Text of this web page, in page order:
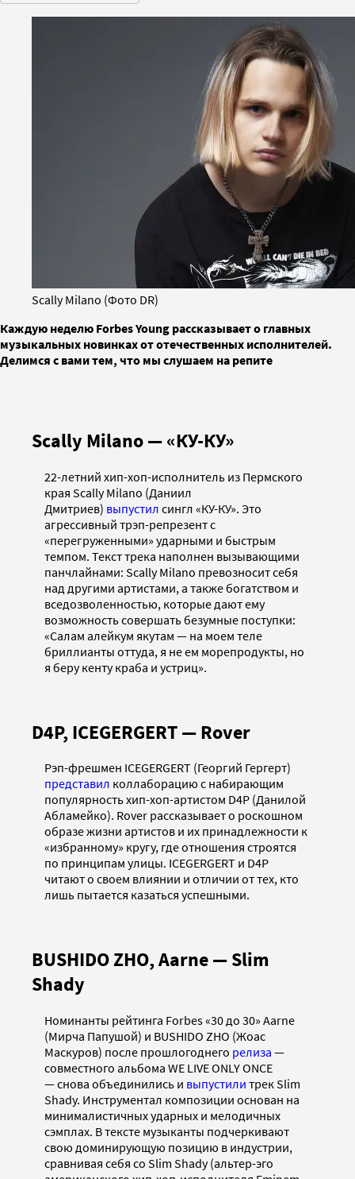
Scally Milano (Фото DR)
Каждую неделю Forbes Young рассказывает о главных
музыкальных новинках от отечественных исполнителей.
Делимся с вами тем, что мы слушаем на репите
Scally Milano — «КУ-КУ»
22-летний хип-хоп-исполнитель из Пермского
края Scally Milano (Даниил
Дмитриев) выпустил сингл «КУ-КУ». Это
агрессивный трэп-репрезент с
«перегруженными» ударными и быстрым
темпом. Текст трека наполнен вызывающими
панчлайнами: Scally Milano превозносит себя
над другими артистами, а также богатством и
вседозволенностью, которые дают ему
возможность совершать безумные поступки:
«Салам алейкум якутам — на моем теле
бриллианты оттуда, я не ем морепродукты, но
я беру кенту краба и устриц».
D4P, ICEGERGERT — Rover
Рэп-фрешмен ICEGERGERT (Георгий Гергерт)
представил коллаборацию с набирающим
популярность хип-хоп-артистом D4P (Данилой
Абламейко). Rover рассказывает о роскошном
образе жизни артистов и их принадлежности к
«избранному» кругу, где отношения строятся
по принципам улицы. ICEGERGERT и D4P
читают о своем влиянии и отличии от тех, кто
лишь пытается казаться успешными.
BUSHIDO ZHO, Aarne — Slim
Shady
Номинанты рейтинга Forbes «30 до 30» Aarne
(Мирча Папушой) и BUSHIDO ZHO (Жоас
Маскуров) после прошлогоднего релиза —
совместного альбома WE LIVE ONLY ONCE
— снова объединились и выпустили трек Slim
Shady. Инструментал композиции основан на
минималистичных ударных и мелодичных
сэмплах. В тексте музыканты подчеркивают
свою доминирующую позицию в индустрии,
сравнивая себя со Slim Shady (альтер-эго